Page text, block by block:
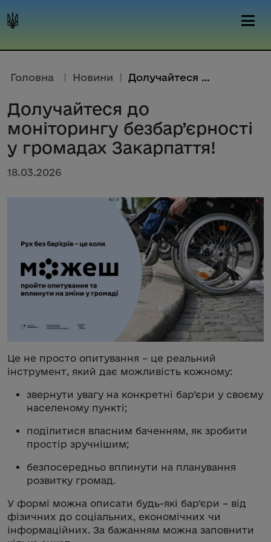
Головна | Новини | Долучайтеся до моніторингу без...
Долучайтеся до
моніторингу безбар’єрності
у громадах Закарпаття!
18.03.2026
Це не просто опитування – це реальний
інструмент, який дає можливість кожному:
звернути увагу на конкретні бар’єри у своєму
населеному пункті;
поділитися власним баченням, як зробити
простір зручнішим;
безпосередньо вплинути на планування
розвитку громад.
У формі можна описати будь-які бар’єри – від
фізичних до соціальних, економічних чи
інформаційних. За бажанням можна заповнити